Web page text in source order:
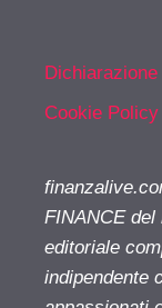
Cookie
FINANCE
editoriale
indipendente